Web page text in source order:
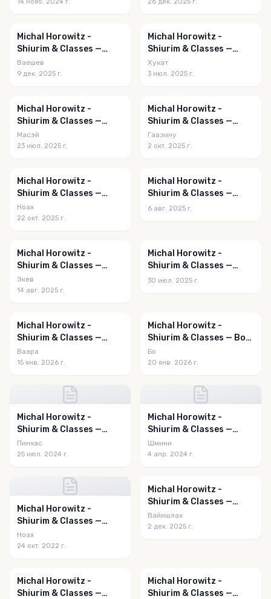
Michal Horowitz -
Shiurim & Classes —
Vayeishev 5786
Ваешев
9 дек. 2025 г.
Michal Horowitz -
Shiurim & Classes —
Chukas 5785
Хукат
3 июл. 2025 г.
Michal Horowitz -
Shiurim & Classes —
Matos-Massei 5785
Масэй
23 июл. 2025 г.
Michal Horowitz -
Shiurim & Classes —
Ha'azinu 5786
Гаазину
2 окт. 2025 г.
Michal Horowitz -
Shiurim & Classes —
Noach 5786
Ноах
22 окт. 2025 г.
Michal Horowitz -
Shiurim & Classes —
Va'etchanan 5785
6 авг. 2025 г.
Michal Horowitz -
Shiurim & Classes —
Eikev 5785
Экев
14 авг. 2025 г.
Michal Horowitz -
Shiurim & Classes —
Devorim 5785
30 июл. 2025 г.
Michal Horowitz -
Shiurim & Classes —
Va'eira 5786
Ваэра
15 янв. 2026 г.
Michal Horowitz -
Shiurim & Classes — Bo
5786
Бо
20 янв. 2026 г.
Michal Horowitz -
Shiurim & Classes —
Pinchas 5784
Пинхас
25 июл. 2024 г.
Michal Horowitz -
Shiurim & Classes —
Shemini 5784
Шмини
4 апр. 2024 г.
Michal Horowitz -
Shiurim & Classes —
Noach 5783
Ноах
24 окт. 2022 г.
Michal Horowitz -
Shiurim & Classes —
Vayishlach 5786
Вайишлах
2 дек. 2025 г.
Michal Horowitz -
Shiurim & Classes —
Michal Horowitz -
Shiurim & Classes —